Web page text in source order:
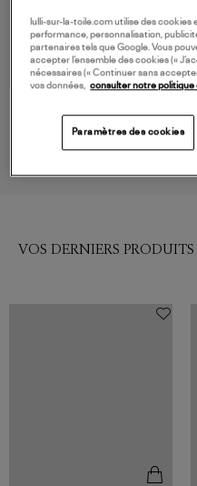
BLONDE NO.8
Veste Snow 515 Salbei
VOS DERNIERS PRODUITS
lulli-sur-la-toile.com utilise des cookies
performance, personnalisation,
partenaires tels que Google. Vous
accepter l’ensemble des cookies («
nécessaires (« Continuer sans
vos données, consulter notre politique
Paramètres des cookies